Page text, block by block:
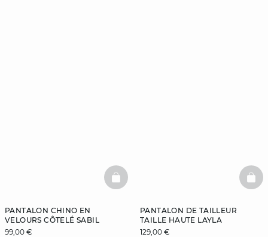
PANTALON CHINO EN
VELOURS CÔTELÉ SABIL
99,00 €
BASKETFULL
PANTALON DE TAILLEUR
TAILLE HAUTE LAYLA
129,00 €